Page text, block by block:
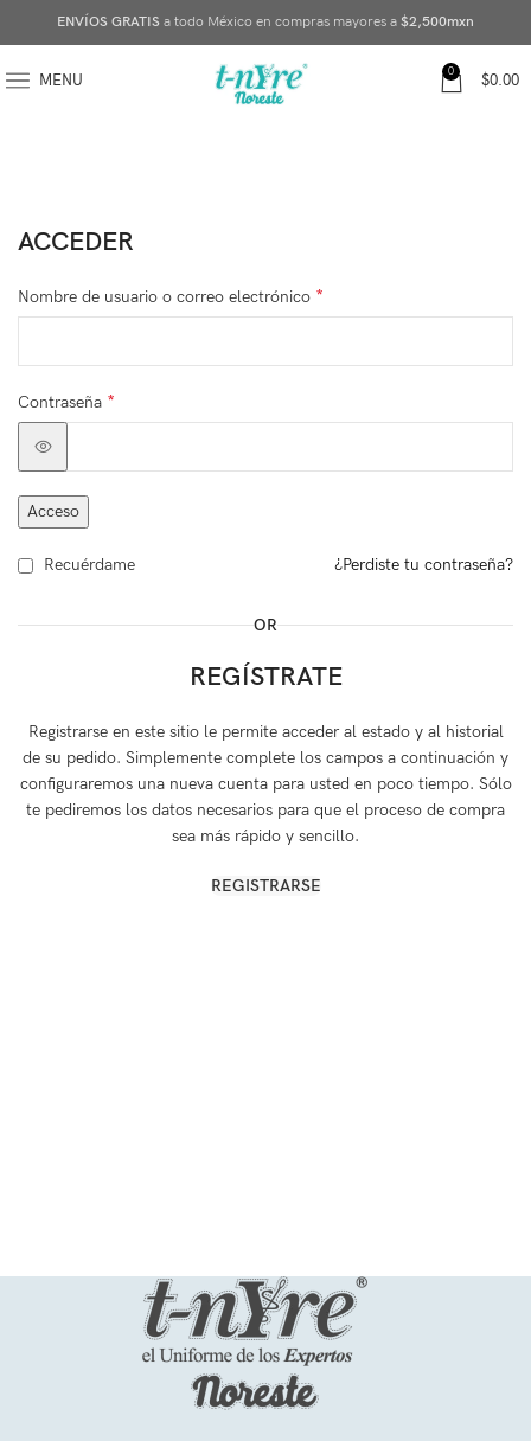
ENVÍOS GRATIS a todo México en compras mayores a $2,500mxn
MENU 0 $0.00
ACCEDER
Nombre de usuario o correo electrónico *
Contraseña *
Acceso
¿Perdiste tu contraseña?
Recuérdame
OR
REGÍSTRATE
Registrarse en este sitio le permite acceder al estado y al historial
de su pedido. Simplemente complete los campos a continuación y
configuraremos una nueva cuenta para usted en poco tiempo. Sólo
te pediremos los datos necesarios para que el proceso de compra
sea más rápido y sencillo.
REGISTRARSE